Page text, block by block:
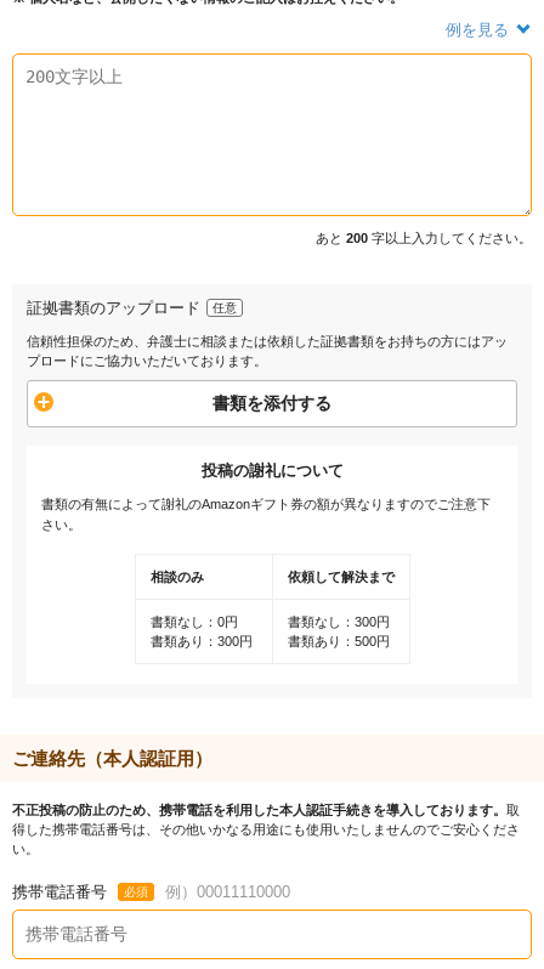
例を見る
あと 200 字以上入力してください。
証拠書類のアップロード 任意
信頼性担保のため、弁護士に相談または依頼した証拠書類をお持ちの方にはアッ
プロードにご協力いただいております。
書類を添付する
投稿の謝礼について
書類の有無によって謝礼のAmazonギフト券の額が異なりますのでご注意下
さい。
相談のみ 依頼して解決まで
書類なし：0円
書類あり：300円
書類なし：300円
書類あり：500円
ご連絡先（本人認証用）
不正投稿の防止のため、携帯電話を利用した本人認証手続きを導入しております。 取
得した携帯電話番号は、その他いかなる用途にも使用いたしませんのでご安心くださ
い。
携帯電話番号 必須 例）00011110000